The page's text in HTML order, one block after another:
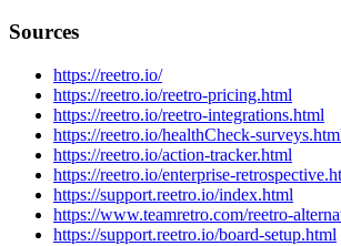
Sources
https://reetro.io/
https://reetro.io/reetro-pricing.html
https://reetro.io/reetro-integrations.html
https://reetro.io/healthCheck-
https://reetro.io/action-tracker.html
https://reetro.io/enterprise-
https://support.reetro.io/index.html
https://www.teamretro.com/reetro-
https://support.reetro.io/board-setup.html